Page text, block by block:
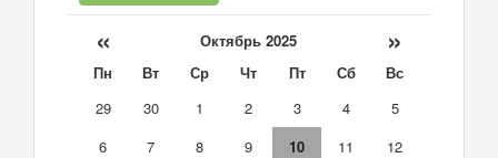
« Октябрь 2025 »
Пн Вт Ср Чт Пт Сб
Вс
29
30 1 2 3 4
5
6
7 8 9 10 11
12